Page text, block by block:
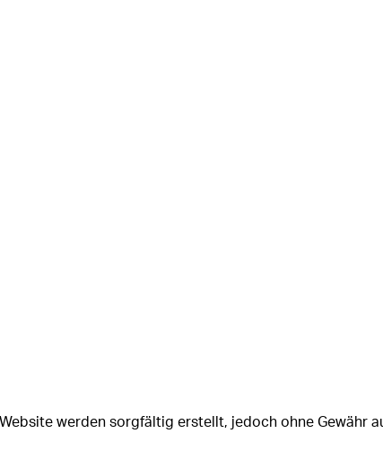
werden sorgfältig erstellt, jedoch ohne Gewähr